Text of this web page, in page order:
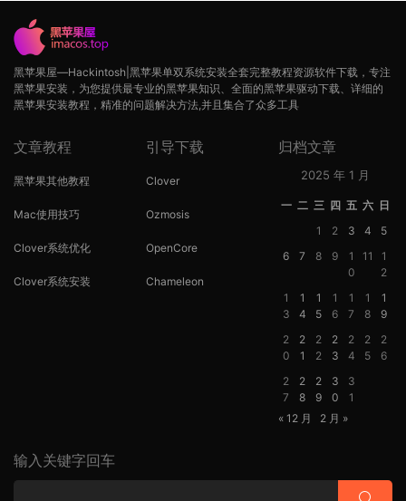
黑苹果屋—Hackintosh|黑苹果单双系统安装全套完整教程资源软件下载，专注
黑苹果安装，为您提供最专业的黑苹果知识、全面的黑苹果驱动下载、详细的
黑苹果安装教程，精准的问题解决方法,并且集合了众多工具
文章教程
黑苹果其他教程
Mac使用技巧
Clover系统优化
Clover系统安装
引导下载
Clover
Ozmosis
OpenCore
Chameleon
归档文章
2025 年 1 月
一 二 三 四 五 六 日
1
2 3 4
5
6
7 8 9
1
0
11
1
2
1
3
1
4
1
5
1
6
1
7
1
8
1
9
2
0
2
1
2
2
2
3
2
4
2
5
2
6
2
7
2
8
2
9
3
0
3
1
« 12 月
2 月 »
输入关键字回车